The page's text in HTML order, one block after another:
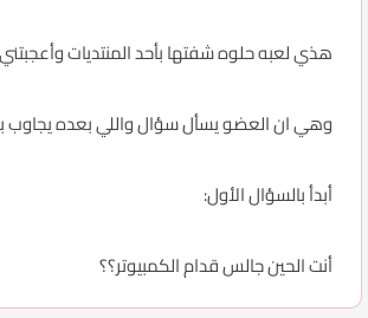
هذي لعبه حلوه شفتها بأحد المنتديات
وهي ان العضو يسأل سؤال واللي بعده يجاوب
أبدأ بالسؤال الأول:
أنت الحين جالس قدام الكمبيوتر؟؟